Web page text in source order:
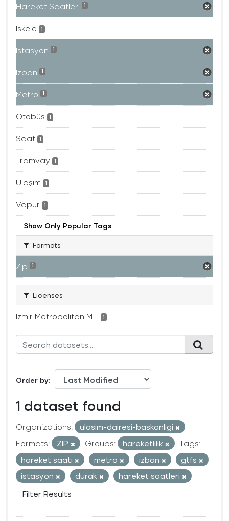
Hareket Saatleri 1
Iskele 1
Istasyon 1
Izban 1
Metro 1
Otobüs 1
Saat 1
Tramvay 1
Ulaşım 1
Vapur 1
Show Only Popular Tags
Formats
Zip 1
Licenses
Izmir Metropolitan M... 1
Order by
1 dataset found
Organizations:
ulasim-dairesi-baskanligi
Formats:
ZIP Groups: hareketlilik
Tags:
hareket saati
metro izban
gtfs
istasyon
durak
hareket saatleri
Filter Results